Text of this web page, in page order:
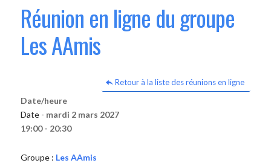
Réunion en ligne du groupe
Les AAmis
Retour à la liste des réunions en ligne
Date/heure
Date - mardi 2 mars 2027
19:00 - 20:30
Groupe : Les AAmis